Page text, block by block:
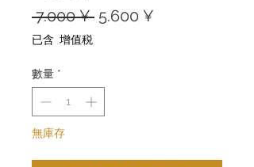
7.000 ¥ 一5.600 ¥
已含 增值税
數量 *
無庫存